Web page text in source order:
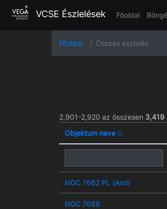
VCSE Észlelések Főoldal
Főoldal Összes észlelés
2,901-2,920 az összesen 3,419
Objektum neve
NGC 7662 PL (And)
NGC 7686